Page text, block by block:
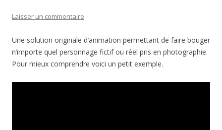
Laisser un commentaire
Une solution originale d’animation permettant de faire bouger
n’importe quel personnage fictif ou réel pris en photographie.
Pour mieux comprendre voici un petit exemple.